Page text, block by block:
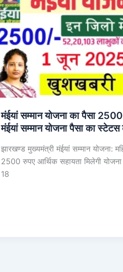
मंईयां सम्मान योजना का पैसा
मंईयां सम्मान योजना पैसा का
झारखण्ड मुख्यमंत्री मंईयां सम्मान योजना:
2500 रुपए आर्थिक सहायता मिलेगी
18